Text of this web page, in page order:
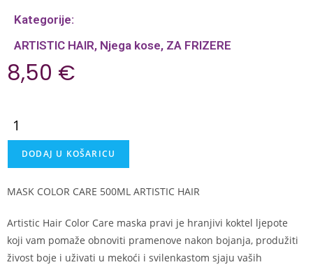
Kategorije:
ARTISTIC HAIR, Njega kose, ZA FRIZERE
8,50 €
DODAJ U KOŠARICU
MASK COLOR CARE 500ML ARTISTIC HAIR
Artistic Hair Color Care maska ​​pravi je hranjivi koktel ljepote
koji vam pomaže obnoviti pramenove nakon bojanja, produžiti
živost boje i uživati ​​u mekoći i svilenkastom sjaju vaših